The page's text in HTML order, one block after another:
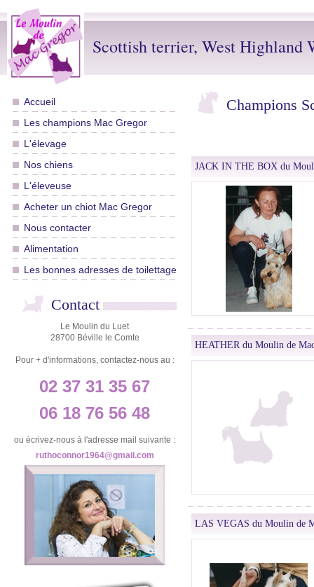
Scottish terrier, West
Accueil
Les champions Mac Gregor
L'élevage
Nos chiens
L'éleveuse
Acheter un chiot Mac Gregor
Nous contacter
Alimentation
Les bonnes adresses de toilettage
Contact
Le Moulin du Luet
28700 Béville le Comte
Pour + d'informations, contactez-nous au :
02 37 31 35 67
06 18 76 56 48
ou écrivez-nous à l'adresse mail suivante :
ruthoconnor1964@gmail.com
Champions
JACK IN THE BOX du
HEATHER du Moulin de
LAS VEGAS du Moulin de